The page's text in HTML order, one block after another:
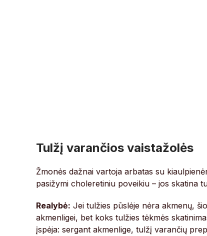
Tulžį varančios vaistažolės
Žmonės dažnai vartoja arbatas su
pasižymi choleretiniu poveikiu – jos skatina
Realybė: Jei tulžies pūslėje nėra akmenų,
akmenligei, bet koks tulžies tėkmės
įspėja: sergant akmenlige, tulžį varančių